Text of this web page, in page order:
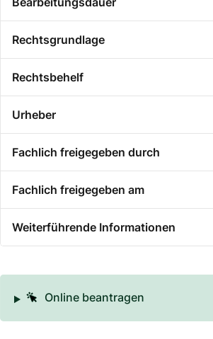
Rechtsgrundlage
Rechtsbehelf
Urheber
Fachlich freigegeben durch
Fachlich freigegeben am
Weiterführende Informationen
Online beantragen